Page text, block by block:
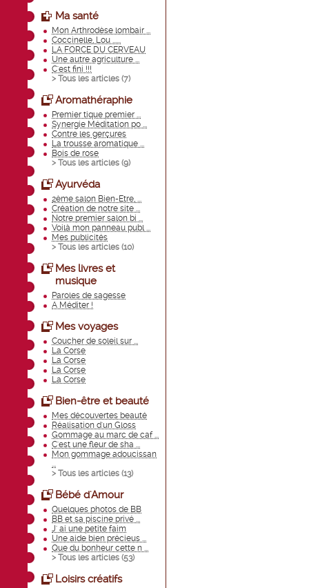
Ma santé
Mon Arthrodèse lombair ...
Coccinelle, Lou ......
LA FORCE DU CERVEAU
Une autre agriculture ...
C'est fini !!!
> Tous les articles (7)
Aromathéraphie
Premier tique premier ...
Synergie Méditation po ...
Contre les gerçures
La trousse aromatique ...
Bois de rose
> Tous les articles (9)
Ayurvéda
2ème salon Bien-Etre, ...
Création de notre site ...
Notre premier salon bi ...
Voilà mon panneau publ ...
Mes publicités
> Tous les articles (10)
Mes livres et
musique
Paroles de sagesse
A Méditer !
Mes voyages
Coucher de soleil sur ...
La Corse
La Corse
La Corse
La Corse
Bien-être et beauté
Mes découvertes beauté
Réalisation d'un Gloss
Gommage au marc de caf ...
C'est une fleur de sha ...
Mon gommage adoucissan
...
> Tous les articles (13)
Bébé d'Amour
Quelques photos de BB
BB et sa piscine privé ...
J' ai une petite faim
Une aide bien précieus ...
Que du bonheur cette n ...
> Tous les articles (53)
Loisirs créatifs